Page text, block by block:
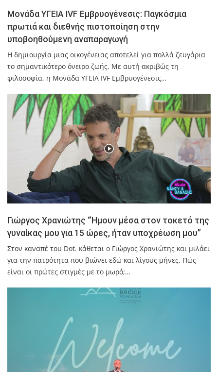
Μονάδα ΥΓΕΙΑ IVF Εμβρυογένεσις: Παγκόσμια
πρωτιά και διεθνής πιστοποίηση στην
υποβοηθούμενη αναπαραγωγή
Η δημιουργία μιας οικογένειας αποτελεί για πολλά ζευγάρια
το σημαντικότερο όνειρο ζωής. Με αυτή ακριβώς τη
φιλοσοφία, η Μονάδα ΥΓΕΙΑ IVF Εμβρυογένεσις…
Γιώργος Χρανιώτης “Ήμουν μέσα στον τοκετό της
γυναίκας μου για 15 ώρες, ήταν υποχρέωση μου”
Στον καναπέ του Dot. κάθεται ο Γιώργος Χρανιώτης και μιλάει
για την πατρότητα που βιώνει εδώ και λίγους μήνες. Πώς
είναι οι πρώτες στιγμές με το μωρό;…